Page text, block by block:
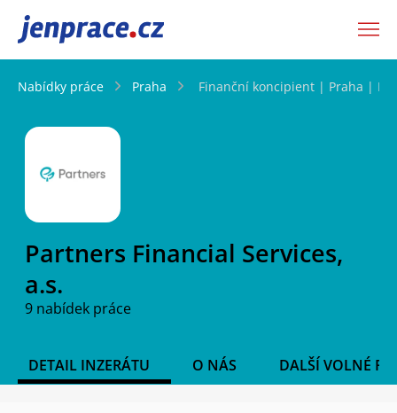
JenPráce.cz
Nabídky práce Praha Finanční koncipient | Praha |
Partners Financial Services,
a.s.
9 nabídek práce
DETAIL INZERÁTU O NÁS DALŠÍ VOLNÉ